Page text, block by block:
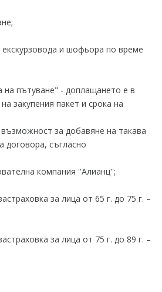
екскурзовода и шофьора по време
на пътуване" - доплащането е в
закупения пакет и срока на
за добавяне на такава
договора, съгласно
компания ''Алианц'';
за лица от 65 г. до 75 г. –
за лица от 75 г. до 89 г. –